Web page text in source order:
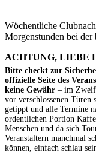
Wöchentliche
Morgenstunden bei der
ACHTUNG, LIEBE
Bitte checkt zur
offizielle Seite des
keine Gewähr – im
vor verschlossenen Türen
getippt und alle Termine
ordentlichen Portion
Menschen und da sich
Veranstaltern manchmal
können, einfach schlau